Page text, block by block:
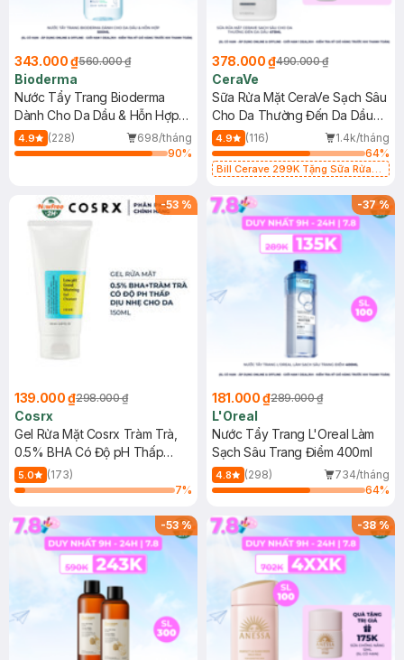
343.000 ₫560.000 ₫
Bioderma
Nước Tẩy Trang Bioderma
Dành Cho Da Dầu & Hỗn Hợp
500ml
4.9 (228)
698/tháng
90%
378.000 ₫490.000 ₫
CeraVe
Sữa Rửa Mặt CeraVe Sạch Sâu
Cho Da Thường Đến Da Dầu
473ml
4.9 (116)
1.4k/tháng
64%
Bill Cerave 299K Tặng Sữa Rửa
-53 %
139.000 ₫298.000 ₫
Cosrx
Gel Rửa Mặt Cosrx Tràm Trà,
0.5% BHA Có Độ pH Thấp
150ml
5.0
(173)
7%
-37%
181.000 ₫289.000 ₫
L'Oreal
Nước Tẩy Trang L'Oreal Làm
Sạch Sâu Trang Điểm 400ml
4.8 (298)
734/tháng
64%
-53% -38%